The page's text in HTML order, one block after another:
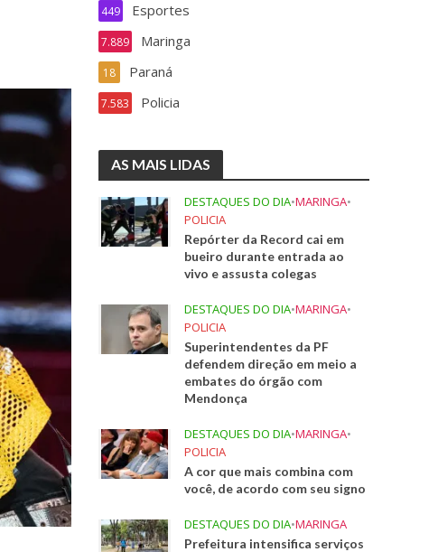
Esportes
449
Maringa
7.889
Paraná
18
Policia
7.583
AS MAIS LIDAS
DESTAQUES DO DIA•MARINGA•
POLICIA
Repórter da Record cai em
bueiro durante entrada ao
vivo e assusta colegas
DESTAQUES DO DIA•MARINGA•
POLICIA
Superintendentes da PF
defendem direção em meio a
embates do órgão com
Mendonça
DESTAQUES DO DIA•MARINGA•
POLICIA
A cor que mais combina com
você, de acordo com seu signo
DESTAQUES DO DIA•MARINGA
Prefeitura intensifica serviços